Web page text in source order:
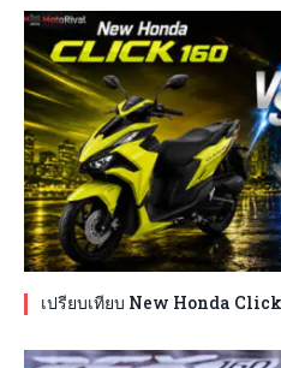
เปรียบเทียบ New Honda